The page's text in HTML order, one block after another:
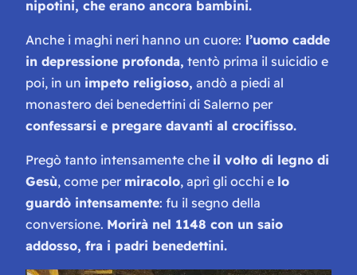
nipotini, che erano ancora bambini.
Anche i maghi neri hanno un cuore: l’uomo cadde
in depressione profonda, tentò prima il suicidio e
poi, in un impeto religioso, andò a piedi al
monastero dei benedettini di Salerno per
confessarsi e pregare davanti al crocifisso.
Pregò tanto intensamente che il volto di legno di
Gesù, come per miracolo, aprì gli occhi e lo
guardò intensamente: fu il segno della
conversione. Morirà nel 1148 con un saio
addosso, fra i padri benedettini.